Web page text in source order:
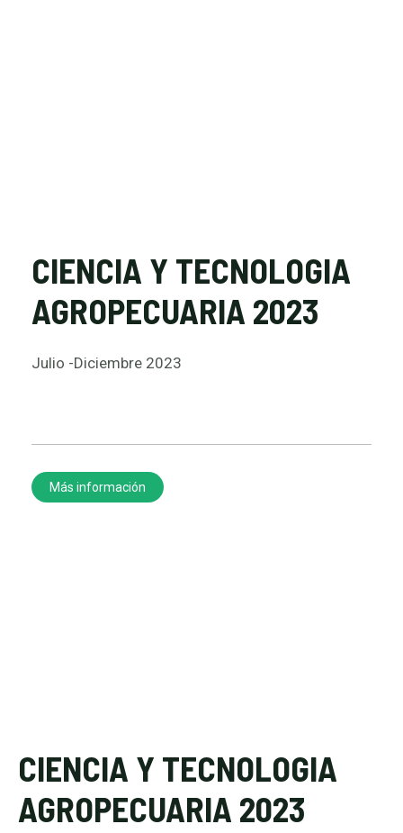
CIENCIA Y TECNOLOGIA
AGROPECUARIA 2023
Julio -Diciembre 2023
Más información
CIENCIA Y TECNOLOGIA
AGROPECUARIA 2023